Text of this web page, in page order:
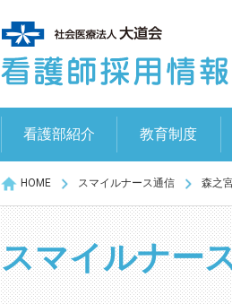
看護部紹介 教育制度
HOME スマイルナース通信 森之
スマイルナー